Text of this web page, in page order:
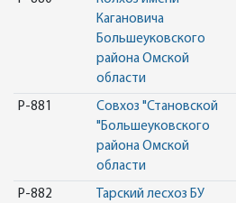
Кагановича
Большеуковского
района Омской
области
Р-881
Совхоз "Становской
"Большеуковского
района Омской
области
Р-882
Тарский лесхоз БУ